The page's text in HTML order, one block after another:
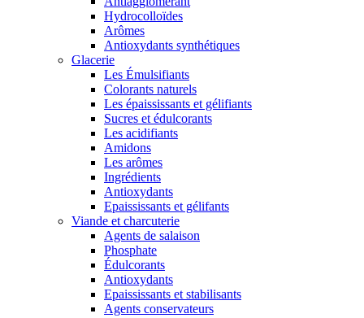
Hydrocolloïdes
Arômes
Antioxydants synthétiques
Glacerie
Les Émulsifiants
Colorants naturels
Les épaississants et gélifiants
Sucres et édulcorants
Les acidifiants
Amidons
Les arômes
Ingrédients
Antioxydants
Epaississants et gélifants
Viande et charcuterie
Agents de salaison
Phosphate
Édulcorants
Antioxydants
Epaississants et stabilisants
Agents conservateurs